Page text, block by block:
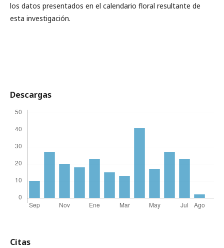
los datos presentados en el calendario floral resultante de
esta investigación.
Descargas
Citas